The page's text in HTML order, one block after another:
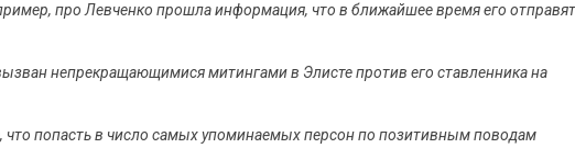
про Левченко прошла информация, что в ближайшее время его отправят
непрекращающимися митингами в Элисте против его ставленника на
что попасть в число самых упоминаемых персон по позитивным поводам